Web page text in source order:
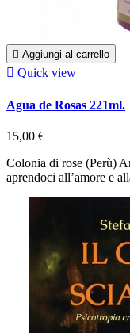
 Aggiungi al carrello
 Quick view
Agua de Rosas 221ml.
15,00 €
Colonia di rose (Perù)
aprendoci all’amore e